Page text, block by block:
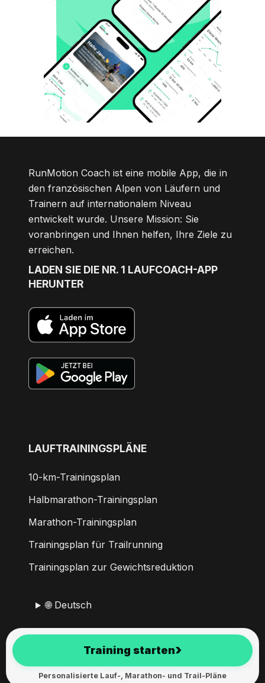
Training starten›
Personalisierte Lauf-, Marathon- und Trail-Pläne
RunMotion Coach ist eine mobile App, die in
den französischen Alpen von Läufern und
Trainern auf internationalem Niveau
entwickelt wurde. Unsere Mission: Sie
voranbringen und Ihnen helfen, Ihre Ziele zu
erreichen.
LADEN SIE DIE NR. 1 LAUFCOACH-APP
HERUNTER
LAUFTRAININGSPLÄNE
10-km-Trainingsplan
Halbmarathon-Trainingsplan
Marathon-Trainingsplan
Trainingsplan für Trailrunning
Trainingsplan zur Gewichtsreduktion
🌐 Deutsch
RunMotion Coach wird leidenschaftlich seit 2017
entwickelt.